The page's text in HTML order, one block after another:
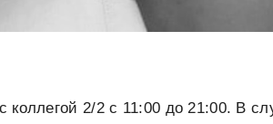
2/2 с 11:00 до 21:00. В